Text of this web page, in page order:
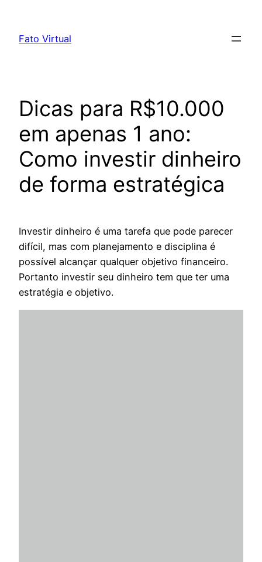
content
Fato Virtual
Dicas para R$10.000
em apenas 1 ano:
Como investir dinheiro
de forma estratégica
Investir dinheiro é uma tarefa que pode parecer
difícil, mas com planejamento e disciplina é
possível alcançar qualquer objetivo financeiro.
Portanto investir seu dinheiro tem que ter uma
estratégia e objetivo.